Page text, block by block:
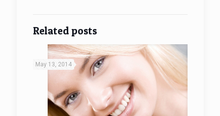
Related posts
May 13, 2014